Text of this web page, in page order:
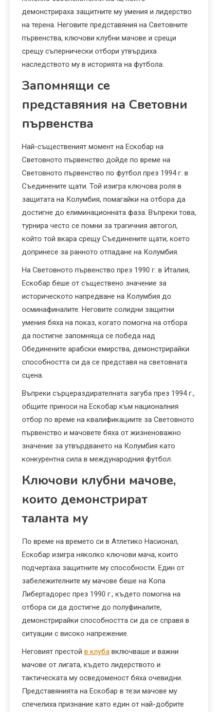
демонстрираха защитните му умения и лидерство
на терена. Неговите представяния на Световните
първенства, ключови клубни мачове и срещи
срещу съпернически отбори утвърдиха
наследството му в историята на футбола.
Запомнящи се
представяния на Световни
първенства
Най-същественият момент на Ескобар на
Световното първенство дойде по време на
Световното първенство по футбол през 1994 г. в
Съединените щати. Той изигра ключова роля в
защитата на Колумбия, помагайки на отбора да
достигне до елиминационната фаза. Въпреки това,
турнира често се помни за трагичния автогол,
който той вкара срещу Съединените щати, което
допринесе за ранното отпадане на Колумбия.
На Световното първенство през 1990 г. в Италия,
Ескобар беше от съществено значение за
историческото напредване на Колумбия до
осминафиналите. Неговите солидни защитни
умения бяха на показ, когато помогна на отбора
да постигне запомняща се победа над
Обединените арабски емирства, демонстрирайки
способността си да се представя на световната
сцена.
Въпреки сърцераздирателната загуба през 1994 г.,
общите приноси на Ескобар към националния
отбор по време на квалификациите за Световното
първенство и мачовете бяха от жизненоважно
значение за утвърдването на Колумбия като
конкурентна сила в международния футбол.
Ключови клубни мачове,
които демонстрират
таланта му
По време на времето си в Атлетико Насионал,
Ескобар изигра няколко ключови мача, които
подчертаха защитните му способности. Един от
забележителните му мачове беше на Копа
Либертадорес през 1990 г., където помогна на
отбора си да достигне до полуфиналите,
демонстрирайки способността си да се справя в
ситуации с високо напрежение.
Неговият престой в клуба включваше и важни
мачове от лигата, където лидерството и
тактическата му осведоменост бяха очевидни.
Представянията на Ескобар в тези мачове му
спечелиха признание като един от най-добрите